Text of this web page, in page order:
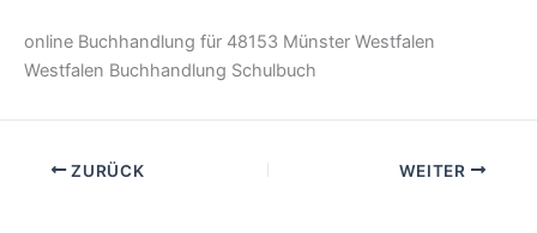
online Buchhandlung für 48153 Münster Westfalen
Westfalen Buchhandlung Schulbuch
ZURÜCK WEITER